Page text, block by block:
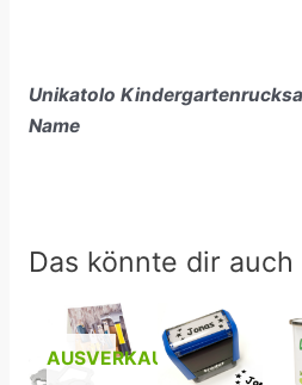
Unikatolo
Name
Das könnte dir
AUSVERKAUFT
16,50 €
bis
17,99 €